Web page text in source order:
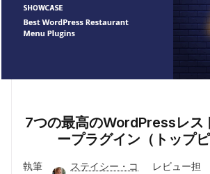
7つの最高のWordPressレス
ープラグイン（トップピ
執筆
ステイシー・コ
レビュー担